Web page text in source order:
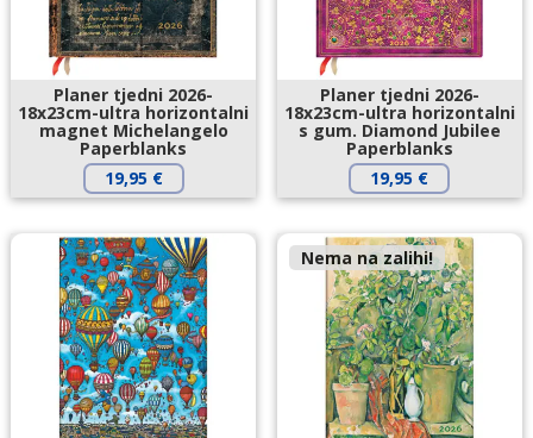
Planer tjedni 2026-
18x23cm-ultra horizontalni
magnet Michelangelo
Paperblanks
19,95 €
Planer tjedni 2026-
18x23cm-ultra horizontalni
s gum. Diamond Jubilee
Paperblanks
19,95 €
Nema na zalihi!